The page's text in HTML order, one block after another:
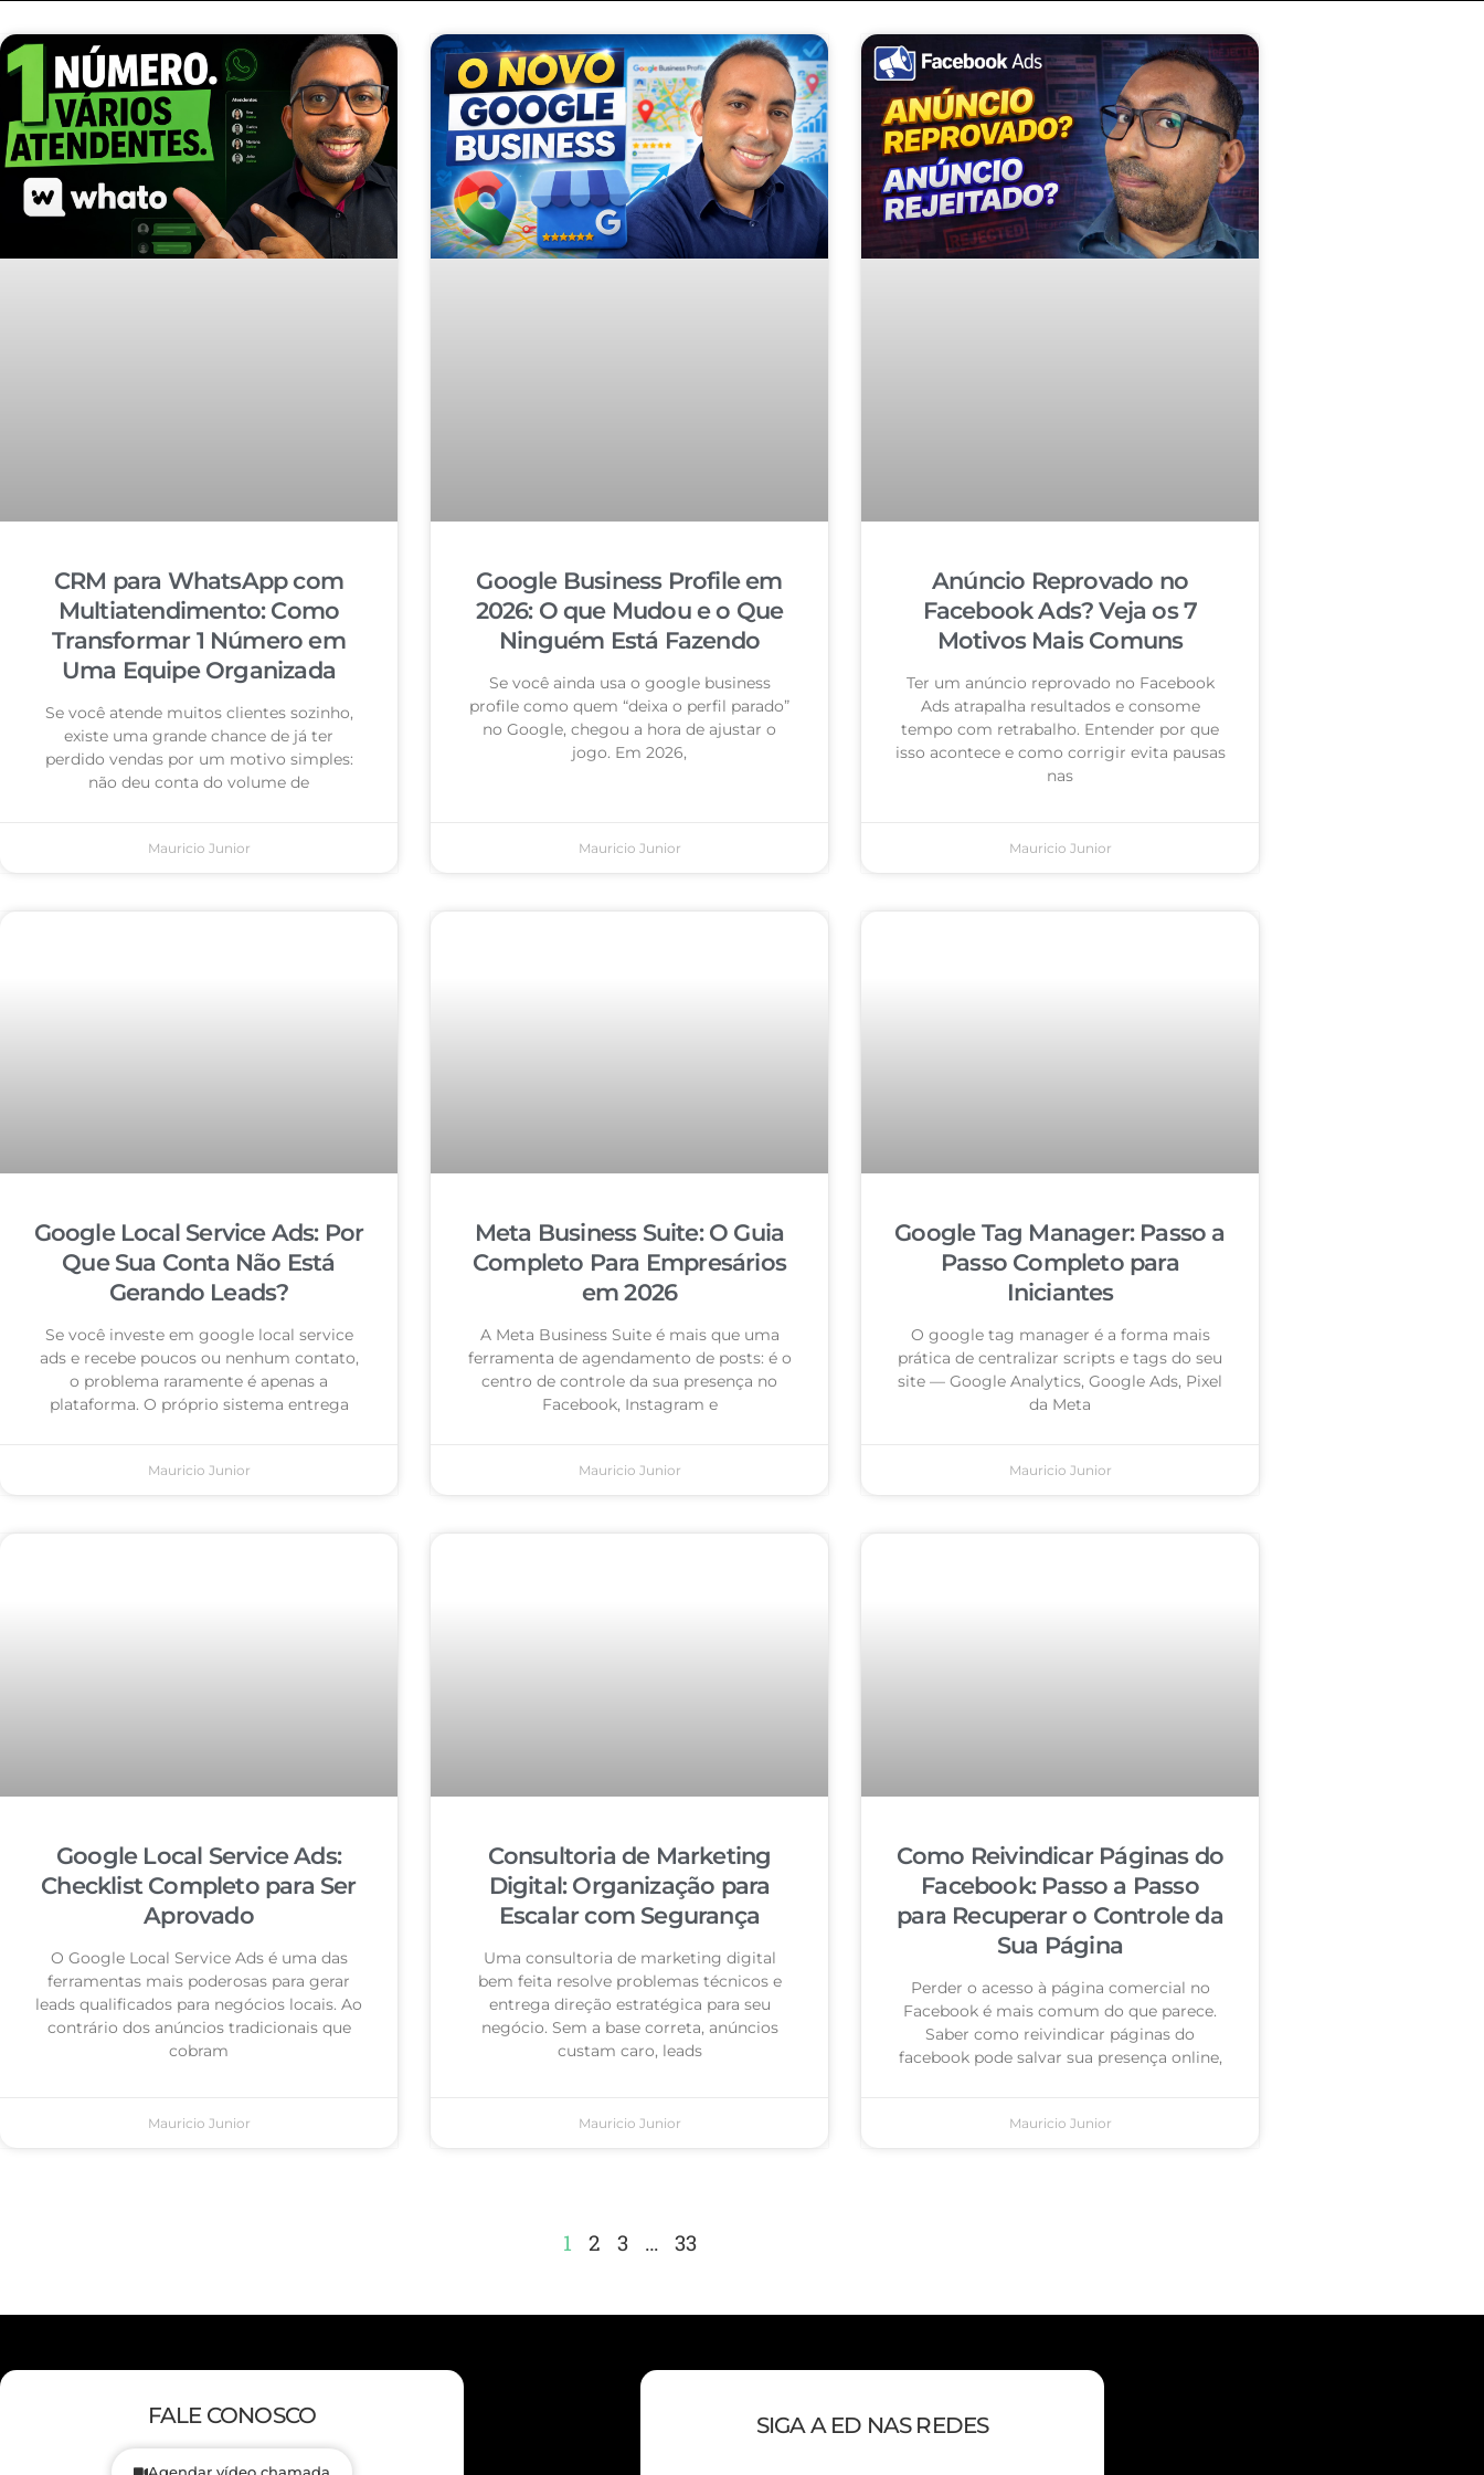
CRM para WhatsApp com
Multiatendimento: Como
Transformar 1 Número em
Uma Equipe Organizada
Se você atende muitos clientes sozinho,
existe uma grande chance de já ter
perdido vendas por um motivo simples:
não deu conta do volume de
Mauricio Junior
Google Business Profile em
2026: O que Mudou e o Que
Ninguém Está Fazendo
Se você ainda usa o google business
profile como quem “deixa o perfil parado”
no Google, chegou a hora de ajustar o
jogo. Em 2026,
Mauricio Junior
Anúncio Reprovado no
Facebook Ads? Veja os 7
Motivos Mais Comuns
Ter um anúncio reprovado no Facebook
Ads atrapalha resultados e consome
tempo com retrabalho. Entender por que
isso acontece e como corrigir evita pausas
nas
Mauricio Junior
Google Local Service Ads: Por
Que Sua Conta Não Está
Gerando Leads?
Se você investe em google local service
ads e recebe poucos ou nenhum contato,
o problema raramente é apenas a
plataforma. O próprio sistema entrega
Mauricio Junior
Meta Business Suite: O Guia
Completo Para Empresários
em 2026
A Meta Business Suite é mais que uma
ferramenta de agendamento de posts: é o
centro de controle da sua presença no
Facebook, Instagram e
Mauricio Junior
Google Tag Manager: Passo a
Passo Completo para
Iniciantes
O google tag manager é a forma mais
prática de centralizar scripts e tags do seu
site — Google Analytics, Google Ads, Pixel
da Meta
Mauricio Junior
Google Local Service Ads:
Checklist Completo para Ser
Aprovado
O Google Local Service Ads é uma das
ferramentas mais poderosas para gerar
leads qualificados para negócios locais. Ao
contrário dos anúncios tradicionais que
cobram
Mauricio Junior
Consultoria de Marketing
Digital: Organização para
Escalar com Segurança
Uma consultoria de marketing digital
bem feita resolve problemas técnicos e
entrega direção estratégica para seu
negócio. Sem a base correta, anúncios
custam caro, leads
Mauricio Junior
Como Reivindicar Páginas do
Facebook: Passo a Passo
para Recuperar o Controle da
Sua Página
Perder o acesso à página comercial no
Facebook é mais comum do que parece.
Saber como reivindicar páginas do
facebook pode salvar sua presença online,
Mauricio Junior
1 2 3 … 33
FALE CONOSCO SIGA A ED NAS REDES